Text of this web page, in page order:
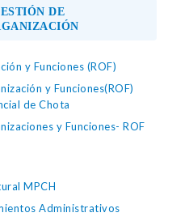
DE
y Funciones (ROF)
y Funciones(ROF)
de Chota
y Funciones- ROF
MPCH
Administrativos